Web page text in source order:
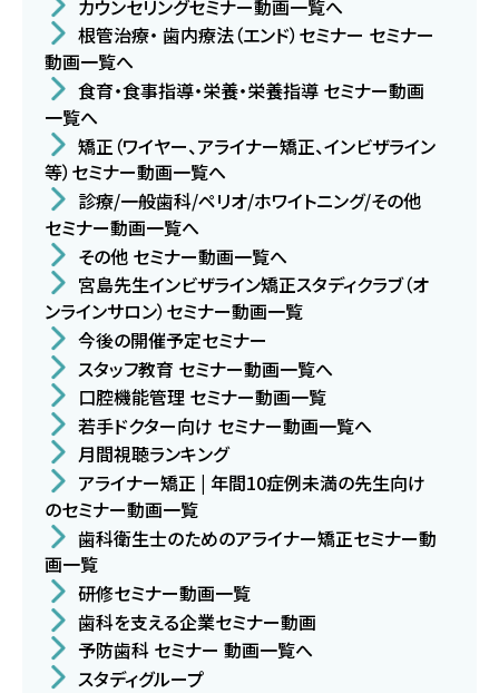
カウンセリングセミナー動画一覧へ
根管治療・ 歯内療法（エンド）セミナー セミナー
動画一覧へ
食育・食事指導・栄養・栄養指導 セミナー動画
一覧へ
矯正（ワイヤー、アライナー矯正、インビザライン
等）セミナー動画一覧へ
診療/一般歯科/ペリオ/ホワイトニング/その他
セミナー動画一覧へ
その他 セミナー動画一覧へ
宮島先生インビザライン矯正スタディクラブ（オ
ンラインサロン）セミナー動画一覧
今後の開催予定セミナー
スタッフ教育 セミナー動画一覧へ
口腔機能管理 セミナー動画一覧
若手ドクター向け セミナー動画一覧へ
月間視聴ランキング
アライナー矯正 | 年間10症例未満の先生向け
のセミナー動画一覧
歯科衛生士のためのアライナー矯正セミナー動
画一覧
研修セミナー動画一覧
歯科を支える企業セミナー動画
予防歯科 セミナー 動画一覧へ
スタディグループ